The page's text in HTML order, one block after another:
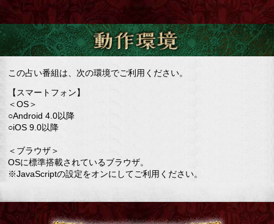
この占い番組は、次の環境でご利用ください。
【スマートフォン】
＜OS＞
○Android 4.0以降
○iOS 9.0以降
＜ブラウザ＞
OSに標準搭載されているブラウザ。
※JavaScriptの設定をオンにしてご利用ください。